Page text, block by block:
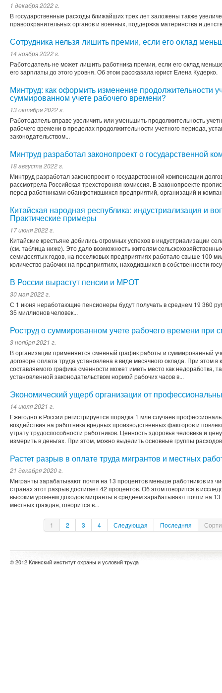
1 декабря 2022 г.
В государственные расходы ближайших трех лет заложены также
правоохранительных органов и военных, поддержка материнства и
Сотрудника нельзя лишить премии, если его оклад
14 ноября 2022 г.
Работодатель не может лишить работника премии, если его оклад
его зарплаты до этого уровня. Об этом рассказала юрист Елена Кудерко.
Минтруд: как оформить изменение продолжительности
суммированном учете рабочего времени?
13 октября 2022 г.
Работодатель вправе увеличить или уменьшить продолжительность
рабочего времени в пределах продолжительности учетного периода,
законодательством...
Минтруд разработал законопроект о государственной
18 августа 2022 г.
Минтруд разработал законопроект о государственной компенсации
рассмотрела Российская трехстороняя комиссия. В законопроекте
перед работниками обанкротившихся предприятий, организаций и
Китайская народная республика: индустриализация и
Практические примеры
17 июня 2022 г.
Китайские крестьяне добились огромных успехов в индустриализации
(см. таблица ниже). Это дало возможность жителям
семидесятых годов, на поселковых предприятиях работало свыше 100
количество рабочих на предприятиях, находившихся в собственности
В России вырастут пенсии и МРОТ
30 мая 2022 г.
С 1 июня неработающие пенсионеры будут получать в среднем 19 360
35 миллионов человек...
Роструд о суммированном учете рабочего времени
3 ноября 2021 г.
В организации применяется сменный график работы и суммированный
договоре оплата труда установлена в виде месячного оклада. При этом
составляемого графика сменности может иметь место как недоработка,
установленной законодательством нормой рабочих часов в...
Экономический ущерб организации от
14 июля 2021 г.
Ежегодно в России регистрируется порядка 1 млн случаев
воздействия на работника вредных производственных факторов и
утрату трудоспособности работников. Ценность здоровья человека и
измерить в деньгах. При этом, можно выделить основные группы
Растет разрыв в оплате труда мигрантов и местных
21 декабря 2020 г.
Мигранты зарабатывают почти на 13 процентов меньше работников из
странах этот разрыв достигает 42 процентов. Об этом говорится в
высоким уровнем доходов мигранты в среднем зарабатывают почти на
местных граждан, говорится в...
1 2 3 4 Следующая Последняя
© 2012 Клинский институт охраны и условий труда